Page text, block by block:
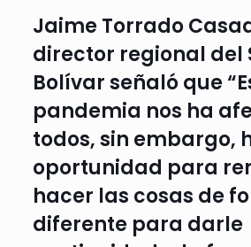
Jaime Torrado
director regional del
Bolívar señaló que
pandemia nos ha
todos, sin embargo,
oportunidad para
hacer las cosas de
diferente para darle